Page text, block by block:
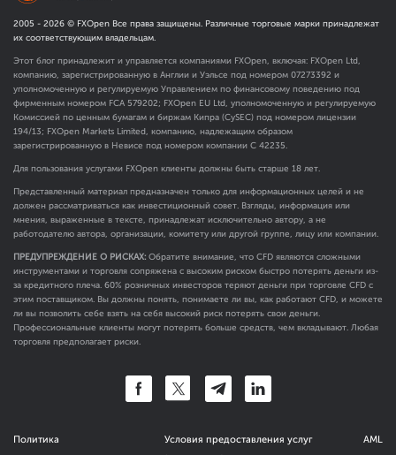
2005 - 2026 © FXOpen Все права защищены. Различные торговые марки принадлежат
их соответствующим владельцам.
Этот блог принадлежит и управляется компаниями FXOpen, включая: FXOpen Ltd,
компанию, зарегистрированную в Англии и Уэльсе под номером 07273392 и
уполномоченную и регулируемую Управлением по финансовому поведению под
фирменным номером FCA 579202; FXOpen EU Ltd, уполномоченную и регулируемую
Комиссией по ценным бумагам и биржам Кипра (CySEC) под номером лицензии
194/13; FXOpen Markets Limited, компанию, надлежащим образом
зарегистрированную в Невисе под номером компании C 42235.
Для пользования услугами FXOpen клиенты должны быть старше 18 лет.
Представленный материал предназначен только для информационных целей и не
должен рассматриваться как инвестиционный совет. Взгляды, информация или
мнения, выраженные в тексте, принадлежат исключительно автору, а не
работодателю автора, организации, комитету или другой группе, лицу или компании.
ПРЕДУПРЕЖДЕНИЕ О РИСКАХ: Обратите внимание, что CFD являются сложными
инструментами и торговля сопряжена с высоким риском быстро потерять деньги из-
за кредитного плеча. 60% розничных инвесторов теряют деньги при торговле CFD с
этим поставщиком. Вы должны понять, понимаете ли вы, как работают CFD, и можете
ли вы позволить себе взять на себя высокий риск потерять свои деньги.
Профессиональные клиенты могут потерять больше средств, чем вкладывают. Любая
торговля предполагает риски.
Политика
Условия предоставления услуг
AML